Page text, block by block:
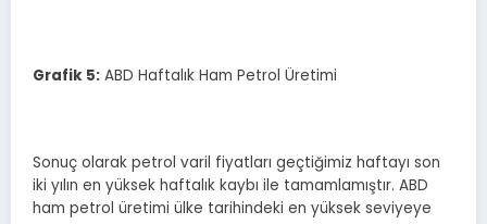
Grafik 5: ABD Haftalık Ham Petrol Üretimi
Sonuç olarak petrol varil fiyatları geçtiğimiz haftayı son
iki yılın en yüksek haftalık kaybı ile tamamlamıştır. ABD
ham petrol üretimi ülke tarihindeki en yüksek seviyeye